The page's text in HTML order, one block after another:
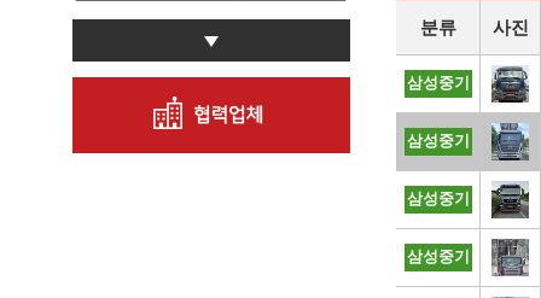
분류 사진
삼성중기
삼성중기
삼성중기
삼성중기